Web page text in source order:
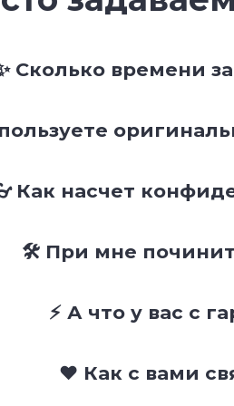
Сколько времени
Как насчет
🛠 При мне
⚡ А что у вас с
❤️ Как с вами